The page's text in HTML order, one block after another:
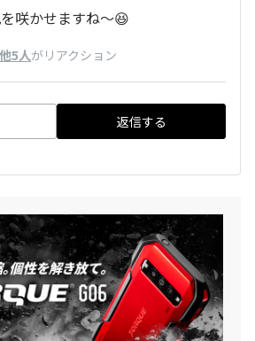
咲かせますね～😆
他5人がリアクション
返信する